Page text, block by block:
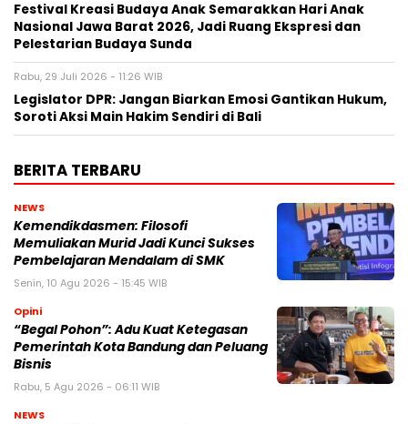
Festival Kreasi Budaya Anak Semarakkan Hari Anak
Nasional Jawa Barat 2026, Jadi Ruang Ekspresi dan
Pelestarian Budaya Sunda
Rabu, 29 Juli 2026 - 11:26 WIB
Legislator DPR: Jangan Biarkan Emosi Gantikan Hukum,
Soroti Aksi Main Hakim Sendiri di Bali
BERITA TERBARU
NEWS
Kemendikdasmen: Filosofi
Memuliakan Murid Jadi Kunci Sukses
Pembelajaran Mendalam di SMK
Senin, 10 Agu 2026 - 15:45 WIB
Opini
“Begal Pohon”: Adu Kuat Ketegasan
Pemerintah Kota Bandung dan Peluang
Bisnis
Rabu, 5 Agu 2026 - 06:11 WIB
NEWS